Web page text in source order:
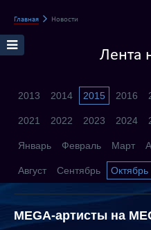
Главная Новости
Лента
2013 2014 2015 2016
2021 2022 2023 2024
Январь Февраль Март
Август Сентябрь Октябрь
MEGA-артисты на